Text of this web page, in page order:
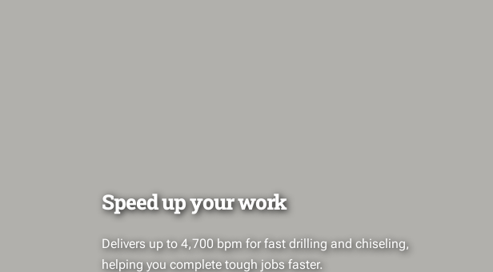
Speed up your work
Delivers up to 4,700 bpm for fast drilling and chiseling,
helping you complete tough jobs faster.